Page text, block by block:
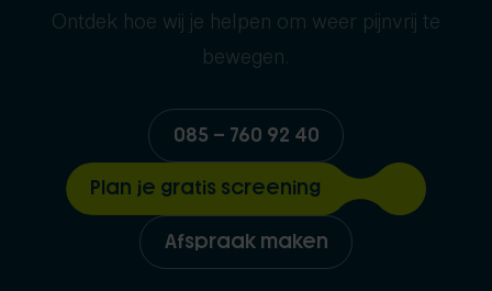
Ontdek hoe wij je helpen om weer pijnvrij te
bewegen.
085 – 760 92 40
Plan je gratis screening
Afspraak maken